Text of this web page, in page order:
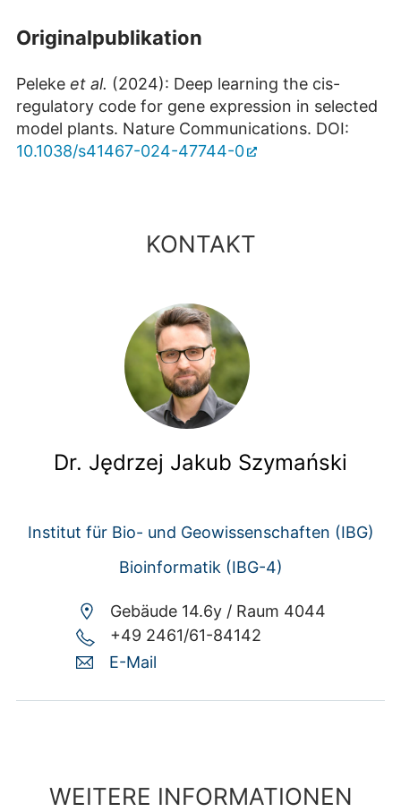
Originalpublikation
Peleke et al. (2024): Deep learning the cis-
regulatory code for gene expression in selected
model plants. Nature Communications. DOI:
10.1038/s41467-024-47744-0
KONTAKT
Dr. Jędrzej Jakub Szymański
Institut für Bio- und Geowissenschaften (IBG)
Bioinformatik (IBG-4)
Gebäude 14.6y / Raum 4044
+49 2461/61-84142
E-Mail
WEITERE INFORMATIONEN